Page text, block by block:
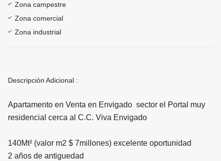
Zona campestre
Zona comercial
Zona industrial
Descripción Adicional :
Apartamento en Venta en Envigado sector el Portal muy
residencial cerca al C.C. Viva Envigado
140Mt² (valor m2 $ 7millones) excelente oportunidad
2 años de antiguedad